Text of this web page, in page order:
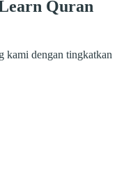
Quran
kami dengan tingkatkan